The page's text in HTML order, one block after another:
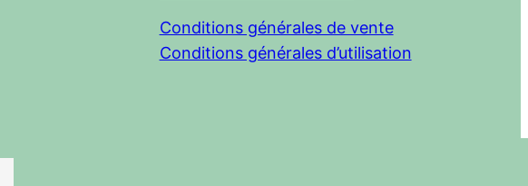
c
h
Conditions générales de vente
Conditions générales d’utilisation